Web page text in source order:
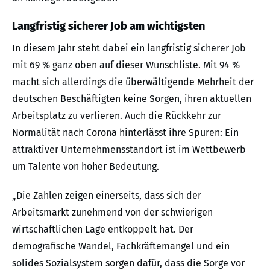
Langfristig sicherer Job am wichtigsten
In diesem Jahr steht dabei ein langfristig sicherer Job
mit 69 % ganz oben auf dieser Wunschliste. Mit 94 %
macht sich allerdings die überwältigende Mehrheit der
deutschen Beschäftigten keine Sorgen, ihren aktuellen
Arbeitsplatz zu verlieren. Auch die Rückkehr zur
Normalität nach Corona hinterlässt ihre Spuren: Ein
attraktiver Unternehmensstandort ist im Wettbewerb
um Talente von hoher Bedeutung.
„Die Zahlen zeigen einerseits, dass sich der
Arbeitsmarkt zunehmend von der schwierigen
wirtschaftlichen Lage entkoppelt hat. Der
demografische Wandel, Fachkräftemangel und ein
solides Sozialsystem sorgen dafür, dass die Sorge vor